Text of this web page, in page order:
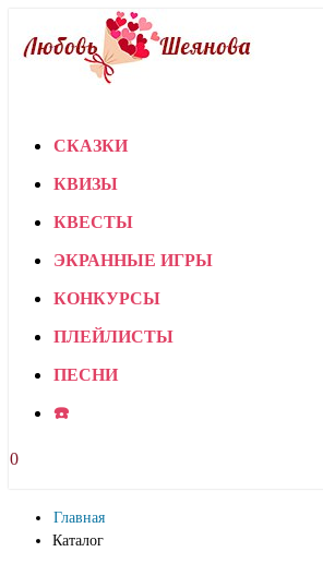
СКАЗКИ
КВИЗЫ
КВЕСТЫ
ЭКРАННЫЕ ИГРЫ
КОНКУРСЫ
ПЛЕЙЛИСТЫ
ПЕСНИ
☎️
0
Главная
Каталог